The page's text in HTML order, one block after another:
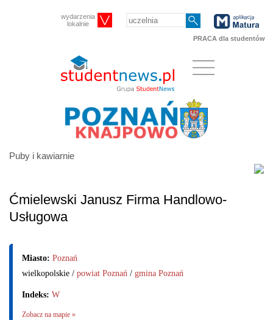
wydarzenia
lokalnie
PRACA dla studentów
Puby i kawiarnie
Ćmielewski Janusz Firma Handlowo-
Usługowa
Miasto: Poznań
wielkopolskie / powiat Poznań / gmina Poznań
Indeks: W
Zobacz na mapie »